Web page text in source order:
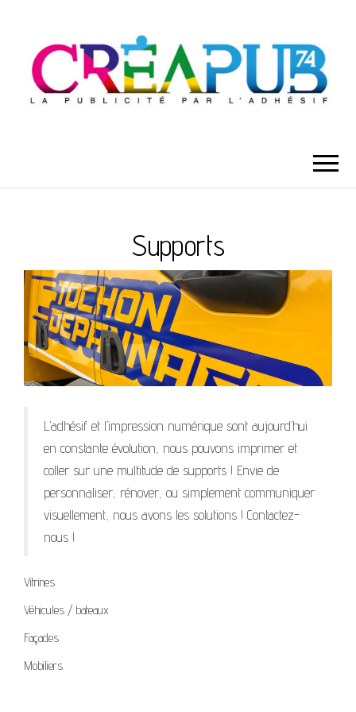
Supports
L’adhésif et l’impression numérique sont aujourd’hui
en constante évolution, nous pouvons imprimer et
coller sur une multitude de supports ! Envie de
personnaliser, rénover, ou simplement communiquer
visuellement, nous avons les solutions ! Contactez-
nous !
Vitrines
Véhicules / bateaux
Façades
Mobiliers